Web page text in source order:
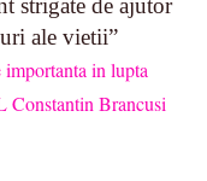
strigate de ajutor
ale vietii”